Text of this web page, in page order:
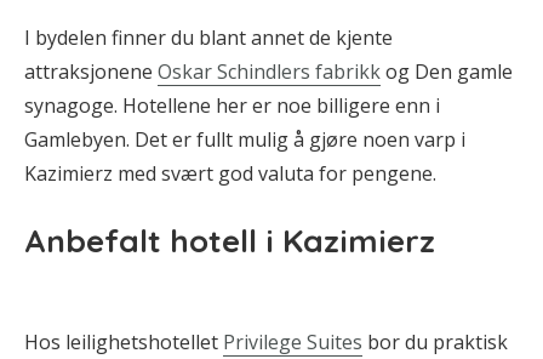
I bydelen finner du blant annet de kjente
attraksjonene Oskar Schindlers fabrikkog Den gamle
synagoge. Hotellene her er noe billigere enn i
Gamlebyen. Det er fullt mulig å gjøre noen varp i
Kazimierz med svært god valuta for pengene.
Anbefalt hotell i Kazimierz
Hos leilighetshotellet Privilege Suites bor du praktisk